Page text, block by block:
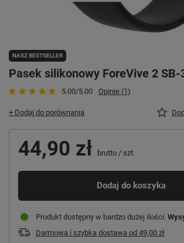
NASZ BESTSELLER
Pasek silikonowy ForeVive 2 SB-
5.00/5.00 Opinie (1)
+ Dodaj do porównania
44,90 zł brutto / szt.
Dodaj do koszyka
Produkt dostępny w bardzo dużej ilości
Darmowa i szybka dostawa od 49,00 zł